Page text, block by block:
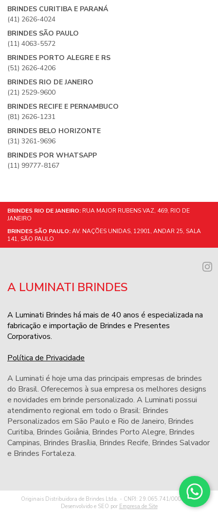
BRINDES CURITIBA E PARANÁ
(41) 2626-4024
BRINDES SÃO PAULO
(11) 4063-5572
BRINDES PORTO ALEGRE E RS
(51) 2626-4206
BRINDES RIO DE JANEIRO
(21) 2529-9600
BRINDES RECIFE E PERNAMBUCO
(81) 2626-1231
BRINDES BELO HORIZONTE
(31) 3261-9696
BRINDES POR WHATSAPP
(11) 99777-8167
BRINDES RIO DE JANEIRO: RUA MAJOR RUBENS VAZ, 469, RIO DE
JANEIRO
BRINDES SÃO PAULO:AV. NAÇÕES UNIDAS, 12901, ANDAR 25, SALA
141, SÃO PAULO
A LUMINATI BRINDES
A Luminati Brindes há mais de 40 anos é especializada na
fabricação e importação de Brindes e Presentes
Corporativos.
Política de Privacidade
A Luminati é hoje uma das principais empresas de brindes
do Brasil. Oferecemos à sua empresa os melhores designs
e novidades em brinde personalizado. A Luminati possui
atendimento regional em todo o Brasil: Brindes
Personalizados em São Paulo e Rio de Janeiro, Brindes
Curitiba, Brindes Goiânia, Brindes Porto Alegre, Brindes
Campinas, Brindes Brasília, Brindes Recife, Brindes Salvador
e Brindes Fortaleza.
Originais Distribuidora de Brindes Ltda. - CNPJ: 29.065.741/0001-32 -
Desenvolvido e SEO por Empresa de Site